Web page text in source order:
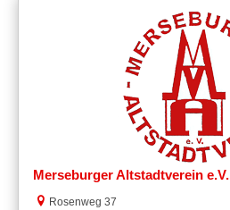
Merseburger Altstadtverein e.V.
Link zur Google-Maps Navigation
Rosenweg 37